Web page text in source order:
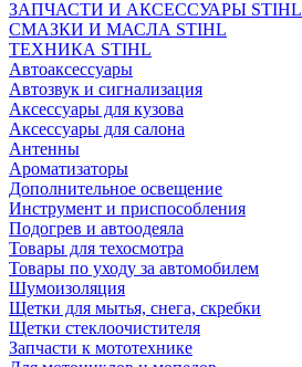
ЗАПЧАСТИ И АКСЕССУАРЫ STIHL
СМАЗКИ И МАСЛА STIHL
ТЕХНИКА STIHL
Автоаксессуары
Автозвук и сигнализация
Аксессуары для кузова
Аксессуары для салона
Антенны
Ароматизаторы
Дополнительное освещение
Инструмент и приспособления
Подогрев и автоодеяла
Товары для техосмотра
Товары по уходу за автомобилем
Шумоизоляция
Щетки для мытья, снега, скребки
Щетки стеклоочистителя
Запчасти к мототехнике